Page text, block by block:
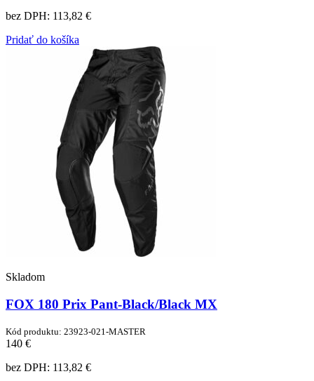
bez DPH: 113,82 €
Pridať do košíka
Skladom
FOX 180 Prix Pant-Black/Black MX
Kód produktu: 23923-021-MASTER
140 €
bez DPH: 113,82 €